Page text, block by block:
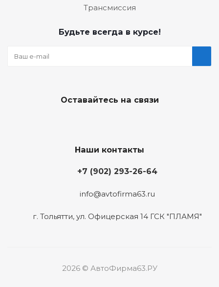
Трансмиссия
Будьте всегда в курсе!
Оставайтесь на связи
Наши контакты
+7 (902) 293-26-64
info@avtofirma63.ru
г. Тольятти, ул. Офицерская 14 ГСК "ПЛАМЯ"
2026 © АвтоФирма63.РУ